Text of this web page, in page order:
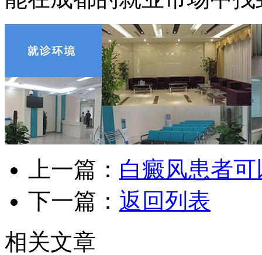
上一篇： 白癜风患者
下一篇： 返回列表
相关文章